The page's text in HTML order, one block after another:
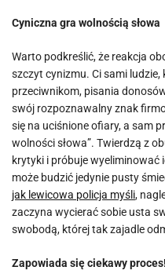
Cyniczna gra wolnością słowa
Warto podkreślić, że reakcja
szczyt cynizmu. Ci sami
przeciwnikom, pisania
swój rozpoznawalny znak
się na uciśnione ofiary, a sam
wolności słowa”. Twierdzą z
krytyki i próbuje wyeliminować
może budzić jedynie pusty
jak lewicowa policja myśli,
zaczyna wycierać sobie usta
swobodą, której tak zajadle
Zapowiada się ciekawy proces!